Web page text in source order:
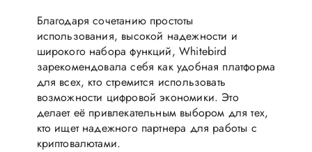
Благодаря сочетанию простоты
использования, высокой надежности и
широкого набора функций, Whitebird
зарекомендовала себя как удобная платформа
для всех, кто стремится использовать
возможности цифровой экономики. Это
делает её привлекательным выбором для тех,
кто ищет надежного партнера для работы с
криптовалютами.